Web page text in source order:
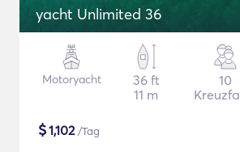
yacht Unlimited 36
Motoryacht
36 ft
11 m
10
$1,102/Tag